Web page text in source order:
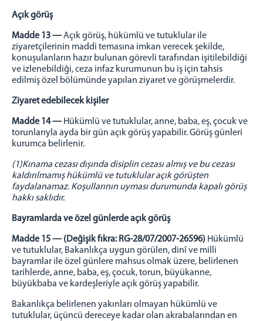
Açık görüş
Madde 13 —Açık görüş, hükümlü ve tutuklular ile
ziyaretçilerinin maddi temasına imkan verecek şekilde,
konuşulanların hazır bulunan görevli tarafından işitilebildiği
ve izlenebildiği, ceza infaz kurumunun bu iş için tahsis
edilmiş özel bölümünde yapılan ziyaret ve görüşmelerdir.
Ziyaret edebilecek kişiler
Madde 14 —Hükümlü ve tutuklular, anne, baba, eş, çocuk ve
torunlarıyla ayda bir gün açık görüş yapabilir. Görüş günleri
kurumca belirlenir.
(1)Kınama cezası dışında disiplin cezası almış ve bu cezası
kaldırılmamış hükümlü ve tutuklular açık görüşten
faydalanamaz. Koşullarının uyması durumunda kapalı görüş
hakkı saklıdır.
Bayramlarda ve özel günlerde açık görüş
Madde 15 — (Değişik fıkra: RG-28/07/2007-26596) Hükümlü
ve tutuklular, Bakanlıkça uygun görülen, dinî ve milli
bayramlar ile özel günlere mahsus olmak üzere, belirlenen
tarihlerde, anne, baba, eş, çocuk, torun, büyükanne,
büyükbaba ve kardeşleriyle açık görüş yapabilir.
Bakanlıkça belirlenen yakınları olmayan hükümlü ve
tutuklular, üçüncü dereceye kadar olan akrabalarından en